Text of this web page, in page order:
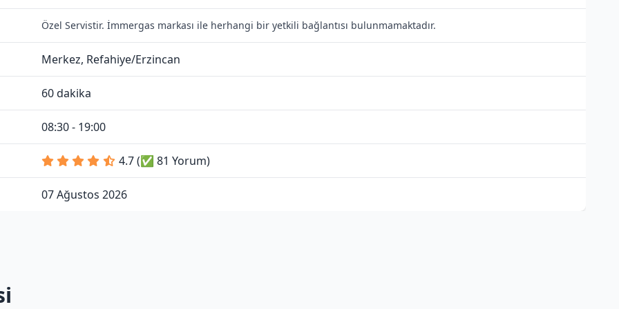
Özel Servistir. İmmergas markası ile herhangi bir yetkili bağlantısı bulunmamaktadır.
Merkez, Refahiye/Erzincan
60 dakika
08:30 - 19:00
4.7 (✅ 81 Yorum)
07 Ağustos 2026